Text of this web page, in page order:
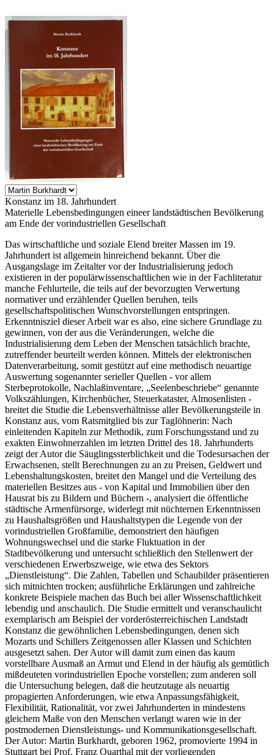
Konstanz im 18. Jahrhundert
Materielle Lebensbedingungen eineer landstädtischen Bevölkerung
am Ende der vorindustriellen Gesellschaft
Das wirtschaftliche und soziale Elend breiter Massen im 19.
Jahrhundert ist allgemein hinreichend bekannt. Über die
Ausgangslage im Zeitalter vor der Industrialisierung jedoch
existieren in der populärwissenschaftlichen wie in der Fachliteratur
manche Fehlurteile, die teils auf der bevorzugten Verwertung
normativer und erzählender Quellen beruhen, teils
gesellschaftspolitischen Wunschvorstellungen entspringen.
Erkenntnisziel dieser Arbeit war es also, eine sichere Grundlage zu
gewinnen, von der aus die Veränderungen, welche die
Industrialisierung dem Leben der Menschen tatsächlich brachte,
zutreffender beurteilt werden können. Mittels der elektronischen
Datenverarbeitung, somit gestützt auf eine methodisch neuartige
Auswertung sogenannter serieller Quellen - vor allem
Sterbeprotokolle, Nachlaßinventare, „Seelenbeschriebe“ genannte
Volkszählungen, Kirchenbücher, Steuerkataster, Almosenlisten -
breitet die Studie die Lebensverhältnisse aller Bevölkerungsteile in
Konstanz aus, vom Ratsmitglied bis zur Taglöhnerin: Nach
einleitenden Kapiteln zur Methodik, zum Forschungsstand und zu
exakten Einwohnerzahlen im letzten Drittel des 18. Jahrhunderts
zeigt der Autor die Säuglingssterblichkeit und die Todesursachen der
Erwachsenen, stellt Berechnungen zu an zu Preisen, Geldwert und
Lebenshaltungskosten, breitet den Mangel und die Verteilung des
materiellen Besitzes aus - von Kapital und Immobilien über den
Hausrat bis zu Bildern und Büchern -, analysiert die öffentliche
städtische Armenfürsorge, widerlegt mit nüchternen Erkenntnissen
zu Haushaltsgrößen und Haushaltstypen die Legende von der
vorindustriellen Großfamilie, demonstriert den häufigen
Wohnungswechsel und die starke Fluktuation in der
Stadtbevölkerung und untersucht schließlich den Stellenwert der
verschiedenen Erwerbszweige, wie etwa des Sektors
„Dienstleistung“. Die Zahlen, Tabellen und Schaubilder präsentieren
sich mitnichten trocken; ausführliche Erklärungen und zahlreiche
konkrete Beispiele machen das Buch bei aller Wissenschaftlichkeit
lebendig und anschaulich. Die Studie ermittelt und veranschaulicht
exemplarisch am Beispiel der vorderösterreichischen Landstadt
Konstanz die gewöhnlichen Lebensbedingungen, denen sich
Mozarts und Schillers Zeitgenossen aller Klassen und Schichten
ausgesetzt sahen. Der Autor will damit zum einen das kaum
vorstellbare Ausmaß an Armut und Elend in der häufig als gemütlich
mißdeuteten vorindustriellen Epoche vorstellen; zum anderen soll
die Untersuchung belegen, daß die heutzutage als neuartig
propagierten Anforderungen, wie etwa Anpassungsfähigkeit,
Flexibilität, Rationalität, vor zwei Jahrhunderten in mindestens
gleichem Maße von den Menschen verlangt waren wie in der
postmodernen Dienstleistungs- und Kommunikationsgesellschaft.
Der Autor: Martin Burkhardt, geboren 1962, promovierte 1994 in
Stuttgart bei Prof. Franz Quarthal mit der vorliegenden